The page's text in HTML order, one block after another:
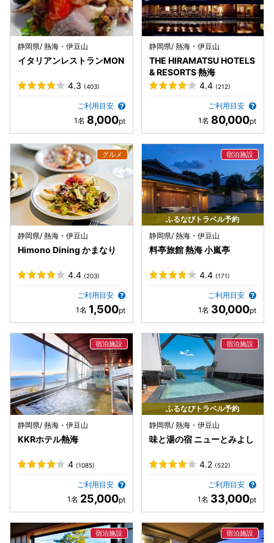
静岡県/ 熱海・伊豆山
イタリアンレストランMON
4.3 (403)
ご利用目安
8,000
静岡県/ 熱海・伊豆山
THE HIRAMATSU HOTELS
& RESORTS 熱海
4.4 (212)
ご利用目安
80,000
静岡県/ 熱海・伊豆山
Himono Dining かまなり
4.4 (203)
ご利用目安
1,500
ふるなびトラベル予約
静岡県/ 熱海・伊豆山
料亭旅館 熱海 小嵐亭
4.4 (171)
ご利用目安
30,000
静岡県/ 熱海・伊豆山
KKRホテル熱海
4 (1085)
ご利用目安
25,000
ふるなびトラベル予約
静岡県/ 熱海・伊豆山
味と湯の宿 ニューとみよし
4.2 (522)
ご利用目安
33,000